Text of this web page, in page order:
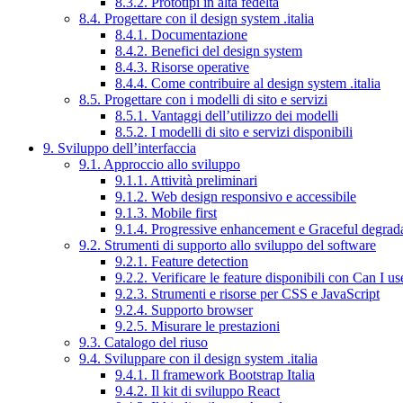
8.4. Progettare con il design system .italia
8.4.1. Documentazione
8.4.2. Benefici del design system
8.4.3. Risorse operative
8.4.4. Come contribuire al design system .italia
8.5. Progettare con i modelli di sito e servizi
8.5.1. Vantaggi dell’utilizzo dei modelli
8.5.2. I modelli di sito e servizi disponibili
9. Sviluppo dell’interfaccia
9.1. Approccio allo sviluppo
9.1.1. Attività preliminari
9.1.2. Web design responsivo e accessibile
9.1.3. Mobile first
9.1.4. Progressive enhancement e Graceful
9.2. Strumenti di supporto allo sviluppo del software
9.2.1. Feature detection
9.2.2. Verificare le feature disponibili con Can I
9.2.3. Strumenti e risorse per CSS e JavaScript
9.2.4. Supporto browser
9.2.5. Misurare le prestazioni
9.3. Catalogo del riuso
9.4. Sviluppare con il design system .italia
9.4.1. Il framework Bootstrap Italia
9.4.2. Il kit di sviluppo React